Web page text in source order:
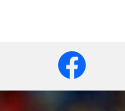
الدوري الإنجليزي
الدوري الإسباني